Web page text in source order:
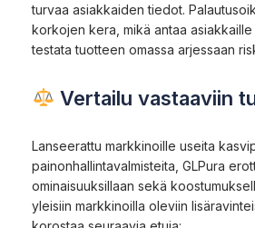
turvaa asiakkaiden tiedot.
korkojen kera, mikä antaa
testata tuotteen omassa arjessaan
Vertailu vastaaviin
Lanseerattu markkinoille useita
painonhallintavalmisteita, GLPura
ominaisuuksillaan sekä
yleisiin markkinoilla oleviin